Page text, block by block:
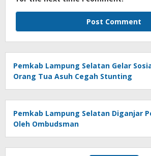
Pemkab Lampung Selatan Gelar
Orang Tua Asuh Cegah Stunting
Pemkab Lampung Selatan Diganjar
Oleh Ombudsman